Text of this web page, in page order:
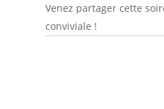
Venez partager cette
conviviale !